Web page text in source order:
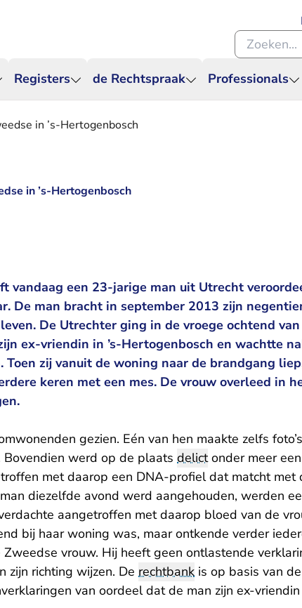
Registers de Rechtspraak Professionals
Zoeken
in ’s-Hertogenbosch
in ’s-Hertogenbosch
vandaag een 23-jarige man uit Utrecht
De man bracht in september 2013 zijn
De Utrechter ging in de vroege ochtend
ex-vriendin in ’s-Hertogenbosch en wachtte
zij vanuit de woning naar de brandgang
keren met een mes. De vrouw overleed in
gezien. Eén van hen maakte zelfs
werd op de plaats delictonder meer
met daarop een DNA-profiel dat matcht met
diezelfde avond werd aangehouden, werden
aangetroffen met daarop bloed van de
bij haar woning was, maar ontkende verder
vrouw. Hij heeft geen ontlastende
zijn richting wijzen. De rechtbank is op basis van
van oordeel dat de man zijn ex-